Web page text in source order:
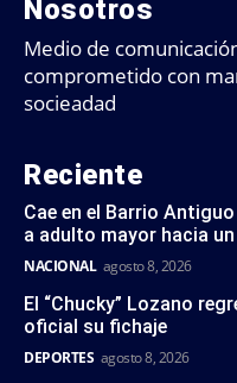
Nosotros
Medio de
comprometido con
socieadad
Reciente
Cae en el Barrio
a adulto mayor hacia
NACIONAL agosto 8, 2026
El “Chucky” Lozano
oficial su fichaje
DEPORTES agosto 8, 2026